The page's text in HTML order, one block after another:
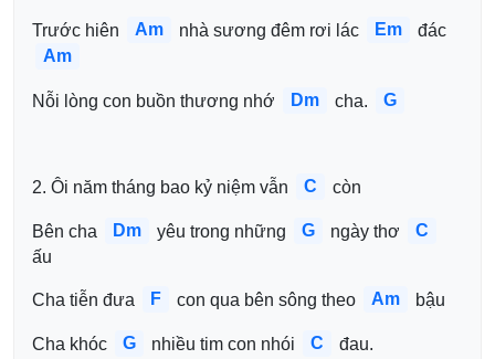
Trước hiên Am nhà sương đêm rơi lác Em
đác
Am
Nỗi lòng con buồn thương nhớ Dm cha. G
2. Ôi năm tháng bao kỷ niệm vẫn C còn
Bên cha Dm yêu trong những G ngày thơ
C
ấu
Cha tiễn đưa F con qua bên sông theo Am bậu
Cha khóc G nhiều tim con nhói C đau.